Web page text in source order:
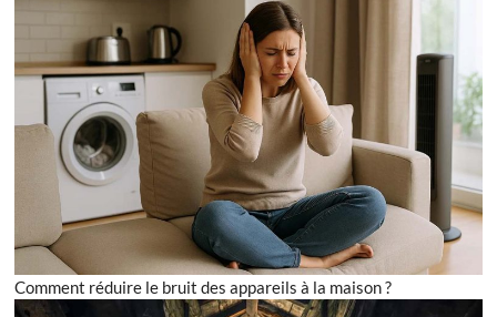
Comment réduire le bruit des appareils à la maison ?